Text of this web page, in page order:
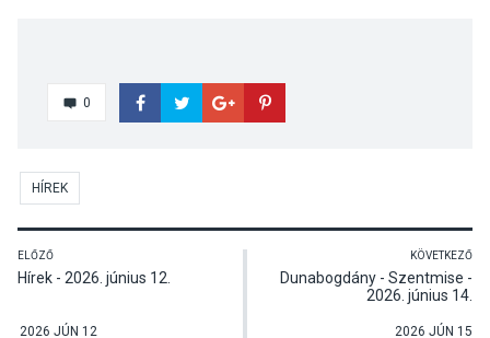
0
HÍREK
ELŐZŐ
Hírek - 2026. június 12.
2026 JÚN 12
KÖVETKEZŐ
Dunabogdány - Szentmise -
2026. június 14.
2026 JÚN 15